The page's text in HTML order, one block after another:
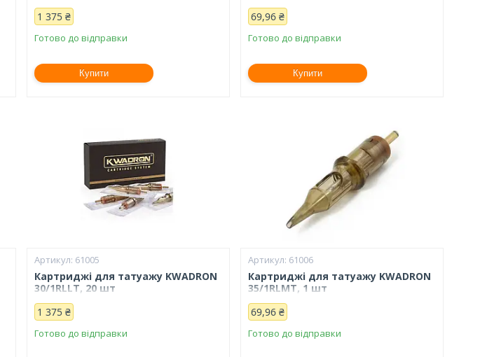
1 375 ₴
Готово до відправки
Купити
69,96 ₴
Готово до відправки
Купити
61005
Картриджі для татуажу KWADRON
30/1RLLT, 20 шт
1 375 ₴
Готово до відправки
61006
Картриджі для татуажу KWADRON
35/1RLMT, 1 шт
69,96 ₴
Готово до відправки